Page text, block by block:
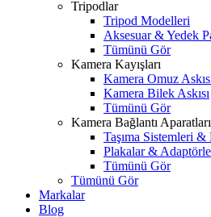
Tripodlar
Tripod Modelleri
Aksesuar & Yedek
Tümünü Gör
Kamera Kayışları
Kamera Omuz
Kamera Bilek Askısı
Tümünü Gör
Kamera Bağlantı Aparatları
Taşıma Sistemleri
Plakalar &
Tümünü Gör
Tümünü Gör
Markalar
Blog